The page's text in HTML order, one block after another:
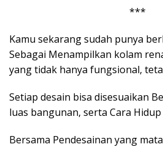
***
Kamu sekarang sudah punya
Sebagai Menampilkan kolam
yang tidak hanya fungsional,
Setiap desain bisa disesuaikan
luas bangunan, serta Cara
Bersama Pendesainan yang